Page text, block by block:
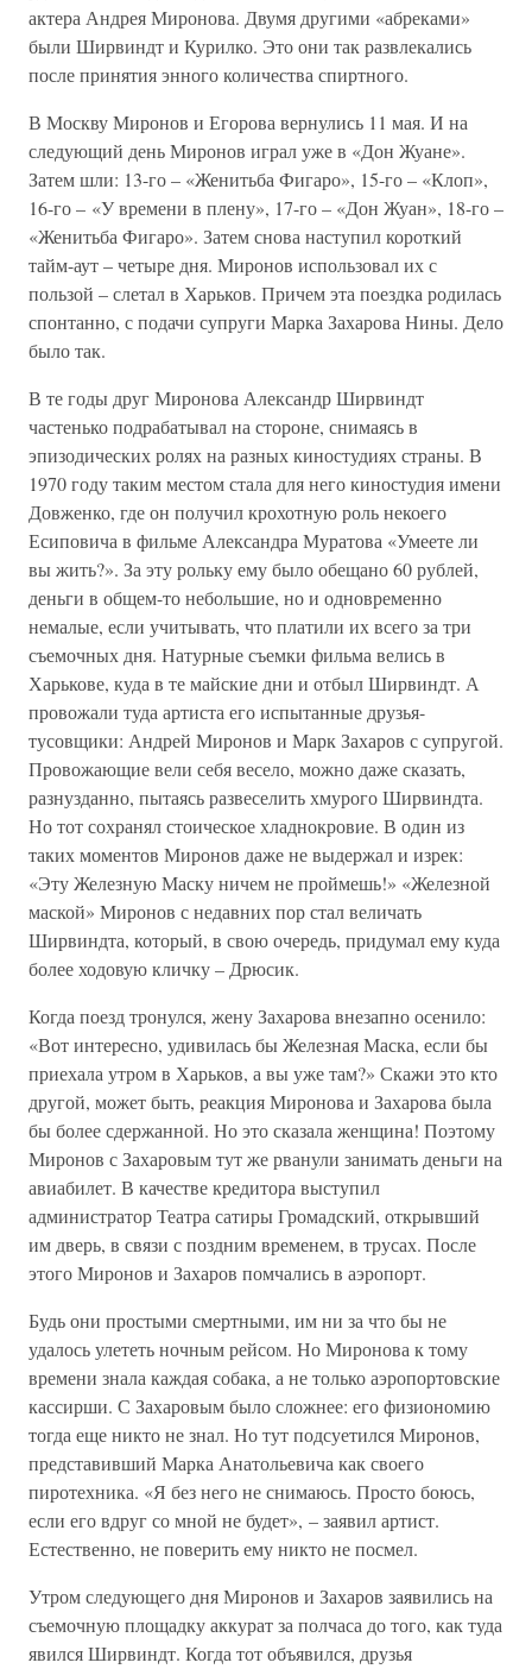
актера Андрея Миронова. Двумя другими «абреками»
были Ширвиндт и Курилко. Это они так развлекались
после принятия энного количества спиртного.
В Москву Миронов и Егорова вернулись 11 мая. И на
следующий день Миронов играл уже в «Дон Жуане».
Затем шли: 13-го – «Женитьба Фигаро», 15-го – «Клоп»,
16-го – «У времени в плену», 17-го – «Дон Жуан», 18-го –
«Женитьба Фигаро». Затем снова наступил короткий
тайм-аут – четыре дня. Миронов использовал их с
пользой – слетал в Харьков. Причем эта поездка родилась
спонтанно, с подачи супруги Марка Захарова Нины. Дело
было так.
В те годы друг Миронова Александр Ширвиндт
частенько подрабатывал на стороне, снимаясь в
эпизодических ролях на разных киностудиях страны. В
1970 году таким местом стала для него киностудия имени
Довженко, где он получил крохотную роль некоего
Есиповича в фильме Александра Муратова «Умеете ли
вы жить?». За эту рольку ему было обещано 60 рублей,
деньги в общем-то небольшие, но и одновременно
немалые, если учитывать, что платили их всего за три
съемочных дня. Натурные съемки фильма велись в
Харькове, куда в те майские дни и отбыл Ширвиндт. А
провожали туда артиста его испытанные друзья-
тусовщики: Андрей Миронов и Марк Захаров с супругой.
Провожающие вели себя весело, можно даже сказать,
разнузданно, пытаясь развеселить хмурого Ширвиндта.
Но тот сохранял стоическое хладнокровие. В один из
таких моментов Миронов даже не выдержал и изрек:
«Эту Железную Маску ничем не проймешь!» «Железной
маской» Миронов с недавних пор стал величать
Ширвиндта, который, в свою очередь, придумал ему куда
более ходовую кличку – Дрюсик.
Когда поезд тронулся, жену Захарова внезапно осенило:
«Вот интересно, удивилась бы Железная Маска, если бы
приехала утром в Харьков, а вы уже там?» Скажи это кто
другой, может быть, реакция Миронова и Захарова была
бы более сдержанной. Но это сказала женщина! Поэтому
Миронов с Захаровым тут же рванули занимать деньги на
авиабилет. В качестве кредитора выступил
администратор Театра сатиры Громадский, открывший
им дверь, в связи с поздним временем, в трусах. После
этого Миронов и Захаров помчались в аэропорт.
Будь они простыми смертными, им ни за что бы не
удалось улететь ночным рейсом. Но Миронова к тому
времени знала каждая собака, а не только аэропортовские
кассирши. С Захаровым было сложнее: его физиономию
тогда еще никто не знал. Но тут подсуетился Миронов,
представивший Марка Анатольевича как своего
пиротехника. «Я без него не снимаюсь. Просто боюсь,
если его вдруг со мной не будет», – заявил артист.
Естественно, не поверить ему никто не посмел.
Утром следующего дня Миронов и Захаров заявились на
съемочную площадку аккурат за полчаса до того, как туда
явился Ширвиндт. Когда тот объявился, друзья